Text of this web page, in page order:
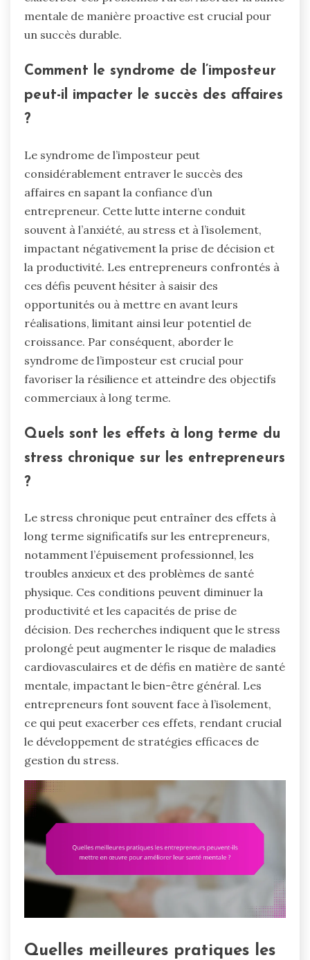
mentale de manière proactive est crucial pour
un succès durable.
Comment le syndrome de l’imposteur
peut-il impacter le succès des affaires
?
Le syndrome de l’imposteur peut
considérablement entraver le succès des
affaires en sapant la confiance d’un
entrepreneur. Cette lutte interne conduit
souvent à l’anxiété, au stress et à l’isolement,
impactant négativement la prise de décision et
la productivité. Les entrepreneurs confrontés à
ces défis peuvent hésiter à saisir des
opportunités ou à mettre en avant leurs
réalisations, limitant ainsi leur potentiel de
croissance. Par conséquent, aborder le
syndrome de l’imposteur est crucial pour
favoriser la résilience et atteindre des objectifs
commerciaux à long terme.
Quels sont les effets à long terme du
stress chronique sur les entrepreneurs
?
Le stress chronique peut entraîner des effets à
long terme significatifs sur les entrepreneurs,
notamment l’épuisement professionnel, les
troubles anxieux et des problèmes de santé
physique. Ces conditions peuvent diminuer la
productivité et les capacités de prise de
décision. Des recherches indiquent que le stress
prolongé peut augmenter le risque de maladies
cardiovasculaires et de défis en matière de santé
mentale, impactant le bien-être général. Les
entrepreneurs font souvent face à l’isolement,
ce qui peut exacerber ces effets, rendant crucial
le développement de stratégies efficaces de
gestion du stress.
Quelles meilleures pratiques les